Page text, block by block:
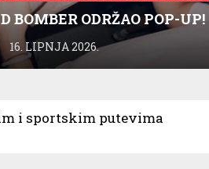
BOMBER ODRŽAO POP-UP!
16. LIPNJA 2026.
i sportskim putevima